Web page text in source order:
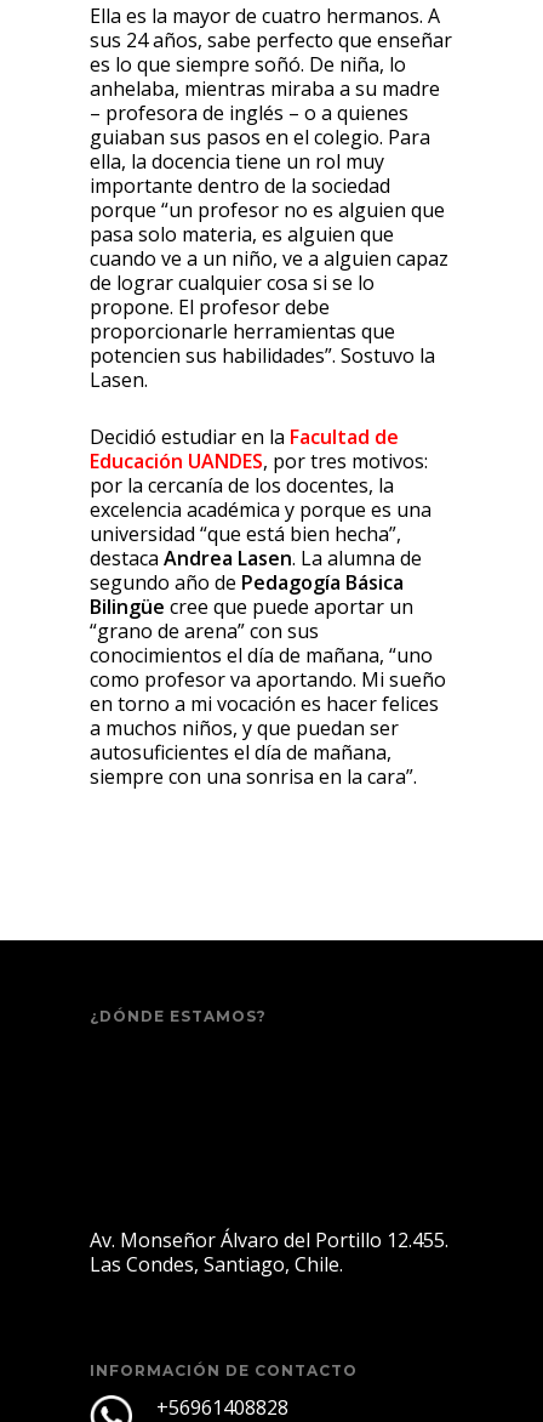
Ella es la mayor de cuatro hermanos. A
sus 24 años, sabe perfecto que enseñar
es lo que siempre soñó. De niña, lo
anhelaba, mientras miraba a su madre
– profesora de inglés – o a quienes
guiaban sus pasos en el colegio. Para
ella, la docencia tiene un rol muy
importante dentro de la sociedad
porque “un profesor no es alguien que
pasa solo materia, es alguien que
cuando ve a un niño, ve a alguien capaz
de lograr cualquier cosa si se lo
propone. El profesor debe
proporcionarle herramientas que
potencien sus habilidades”. Sostuvo la
Lasen.
Decidió estudiar en la Facultad de
Educación UANDES, por tres motivos:
por la cercanía de los docentes, la
excelencia académica y porque es una
universidad “que está bien hecha”,
destaca Andrea Lasen. La alumna de
segundo año de Pedagogía Básica
Bilingüe cree que puede aportar un
“grano de arena” con sus
conocimientos el día de mañana, “uno
como profesor va aportando. Mi sueño
en torno a mi vocación es hacer felices
a muchos niños, y que puedan ser
autosuficientes el día de mañana,
siempre con una sonrisa en la cara”.
¿DÓNDE ESTAMOS?
Av. Monseñor Álvaro del Portillo 12.455.
Las Condes, Santiago, Chile.
INFORMACIÓN DE CONTACTO
+56961408828